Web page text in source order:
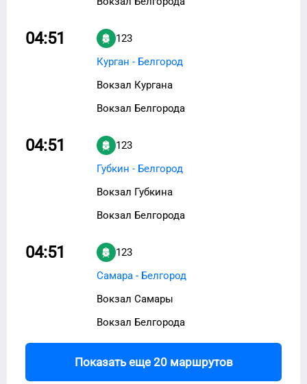
04:51
123
Курган - Белгород
Вокзал Кургана
Вокзал Белгорода
04:51
123
Губкин - Белгород
Вокзал Губкина
Вокзал Белгорода
04:51
123
Самара - Белгород
Вокзал Самары
Вокзал Белгорода
Показать еще 20 маршрутов